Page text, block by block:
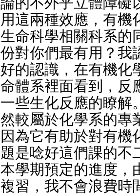
用這兩種效應，有機
生命科學相關科系的
份對你們最有用？我
好的認識，在有機化
命體系裡面看到，反
一些生化反應的瞭解
然較屬於化學系的專
因為它有助於對有機
題是唸好這們課的不
本學期預定的進度，
複習，我不會浪費時